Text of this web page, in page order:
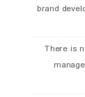
brand
There is